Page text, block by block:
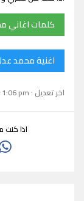
كلمات اغاني
اغنية محمد
اخر تعديل : September 15, 2024 1:06 pm
اذا